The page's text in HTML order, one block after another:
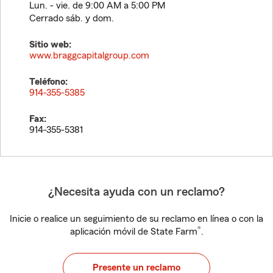
Lun. - vie. de 9:00 AM a 5:00 PM
Cerrado sáb. y dom.
Sitio web:
www.braggcapitalgroup.com
Teléfono:
914-355-5385
Fax:
914-355-5381
¿Necesita ayuda con un reclamo?
Inicie o realice un seguimiento de su reclamo en línea o con la
aplicación móvil de State Farm®.
Presente un reclamo